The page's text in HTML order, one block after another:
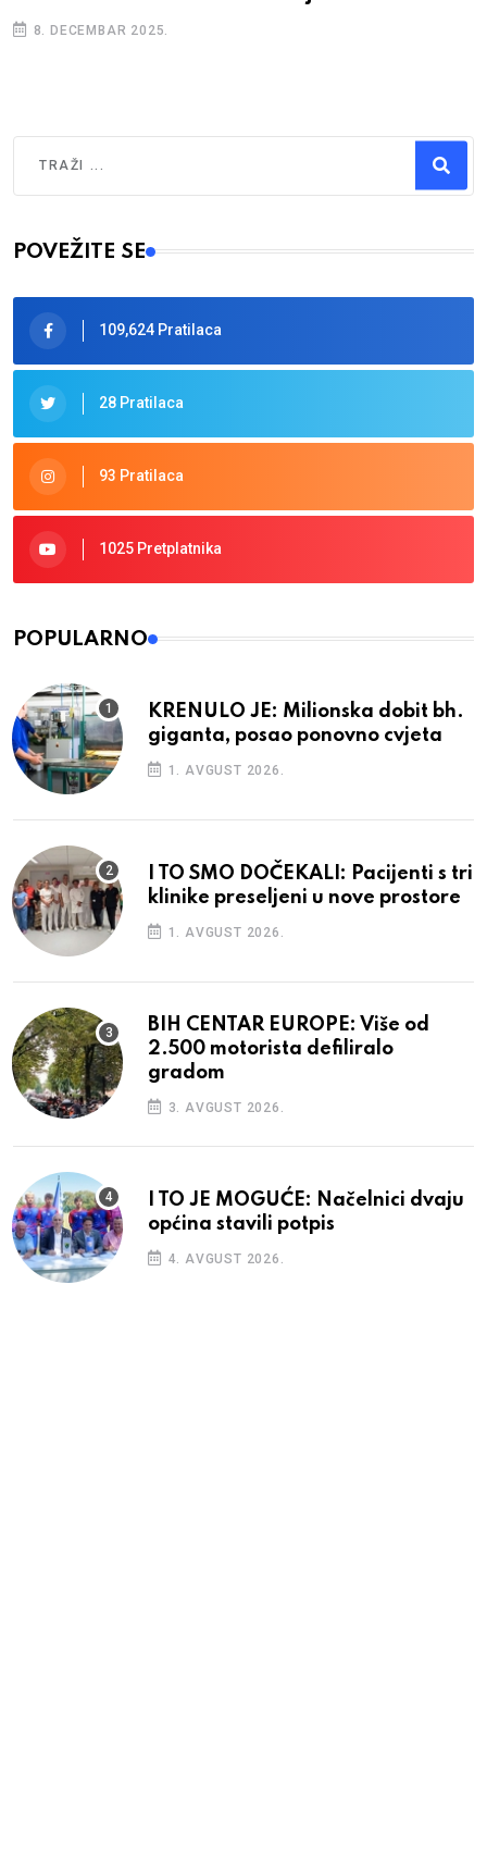
8. DECEMBAR 2025.
Type 2 or more characters for results.
POVEŽITE SE
109,624 Pratilaca
28 Pratilaca
93 Pratilaca
1025 Pretplatnika
POPULARNO
KRENULO JE: Milionska dobit bh.
giganta, posao ponovno cvjeta
1. AVGUST 2026.
I TO SMO DOČEKALI: Pacijenti s tri
klinike preseljeni u nove prostore
1. AVGUST 2026.
BIH CENTAR EUROPE: Više od
2.500 motorista defiliralo
gradom
3. AVGUST 2026.
I TO JE MOGUĆE: Načelnici dvaju
općina stavili potpis
4. AVGUST 2026.